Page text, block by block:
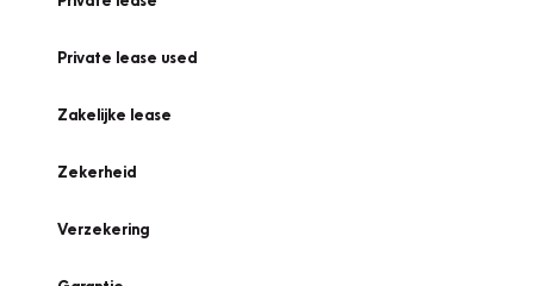
Private lease used
Zakelijke lease
Zekerheid
Verzekering